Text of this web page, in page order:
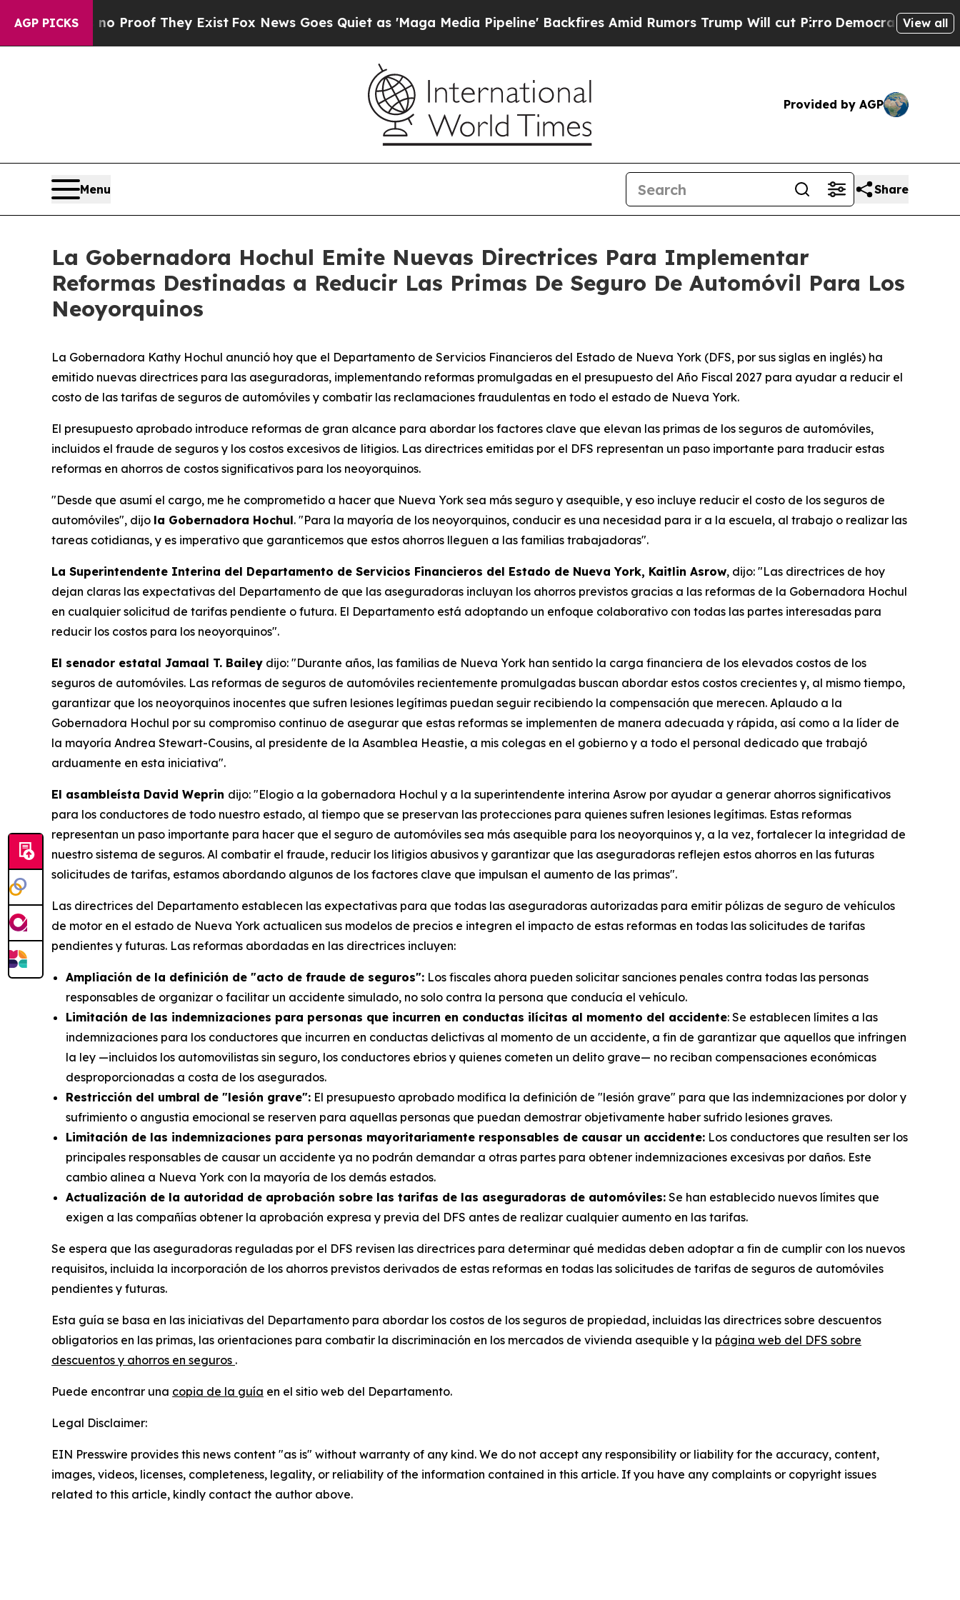
AGP PICKS
no Proof They Exist Fox News Goes Quiet as 'Maga Media Pipeline' Backfires Amid Rumors Trump Will cut Pirro Democratic Socialists of
View all
Provided by AGP
Menu Share
La Gobernadora Hochul Emite Nuevas Directrices Para Implementar
Reformas Destinadas a Reducir Las Primas De Seguro De Automóvil Para Los
Neoyorquinos
La Gobernadora Kathy Hochul anunció hoy que el Departamento de Servicios Financieros del Estado de Nueva York (DFS, por sus siglas en inglés) ha
emitido nuevas directrices para las aseguradoras, implementando reformas promulgadas en el presupuesto del Año Fiscal 2027 para ayudar a reducir el
costo de las tarifas de seguros de automóviles y combatir las reclamaciones fraudulentas en todo el estado de Nueva York.
El presupuesto aprobado introduce reformas de gran alcance para abordar los factores clave que elevan las primas de los seguros de automóviles,
incluidos el fraude de seguros y los costos excesivos de litigios. Las directrices emitidas por el DFS representan un paso importante para traducir estas
reformas en ahorros de costos significativos para los neoyorquinos.
"Desde que asumí el cargo, me he comprometido a hacer que Nueva York sea más seguro y asequible, y eso incluye reducir el costo de los seguros de
automóviles", dijo la Gobernadora Hochul. "Para la mayoría de los neoyorquinos, conducir es una necesidad para ir a la escuela, al trabajo o realizar las
tareas cotidianas, y es imperativo que garanticemos que estos ahorros lleguen a las familias trabajadoras".
La Superintendente Interina del Departamento de Servicios Financieros del Estado de Nueva York, Kaitlin Asrow, dijo: "Las directrices de hoy
dejan claras las expectativas del Departamento de que las aseguradoras incluyan los ahorros previstos gracias a las reformas de la Gobernadora Hochul
en cualquier solicitud de tarifas pendiente o futura. El Departamento está adoptando un enfoque colaborativo con todas las partes interesadas para
reducir los costos para los neoyorquinos".
El senador estatal Jamaal T. Bailey dijo: "Durante años, las familias de Nueva York han sentido la carga financiera de los elevados costos de los
seguros de automóviles. Las reformas de seguros de automóviles recientemente promulgadas buscan abordar estos costos crecientes y, al mismo tiempo,
garantizar que los neoyorquinos inocentes que sufren lesiones legítimas puedan seguir recibiendo la compensación que merecen. Aplaudo a la
Gobernadora Hochul por su compromiso continuo de asegurar que estas reformas se implementen de manera adecuada y rápida, así como a la líder de
la mayoría Andrea Stewart-Cousins, al presidente de la Asamblea Heastie, a mis colegas en el gobierno y a todo el personal dedicado que trabajó
arduamente en esta iniciativa".
El asambleísta David Weprin dijo: "Elogio a la gobernadora Hochul y a la superintendente interina Asrow por ayudar a generar ahorros significativos
para los conductores de todo nuestro estado, al tiempo que se preservan las protecciones para quienes sufren lesiones legítimas. Estas reformas
representan un paso importante para hacer que el seguro de automóviles sea más asequible para los neoyorquinos y, a la vez, fortalecer la integridad de
nuestro sistema de seguros. Al combatir el fraude, reducir los litigios abusivos y garantizar que las aseguradoras reflejen estos ahorros en las futuras
solicitudes de tarifas, estamos abordando algunos de los factores clave que impulsan el aumento de las primas".
Las directrices del Departamento establecen las expectativas para que todas las aseguradoras autorizadas para emitir pólizas de seguro de vehículos
de motor en el estado de Nueva York actualicen sus modelos de precios e integren el impacto de estas reformas en todas las solicitudes de tarifas
pendientes y futuras. Las reformas abordadas en las directrices incluyen:
Ampliación de la definición de "acto de fraude de seguros": Los fiscales ahora pueden solicitar sanciones penales contra todas las personas
responsables de organizar o facilitar un accidente simulado, no solo contra la persona que conducía el vehículo.
Limitación de las indemnizaciones para personas que incurren en conductas ilícitas al momento del accidente: Se establecen límites a las
indemnizaciones para los conductores que incurren en conductas delictivas al momento de un accidente, a fin de garantizar que aquellos que infringen
la ley —incluidos los automovilistas sin seguro, los conductores ebrios y quienes cometen un delito grave— no reciban compensaciones económicas
desproporcionadas a costa de los asegurados.
Restricción del umbral de "lesión grave": El presupuesto aprobado modifica la definición de "lesión grave" para que las indemnizaciones por dolor y
sufrimiento o angustia emocional se reserven para aquellas personas que puedan demostrar objetivamente haber sufrido lesiones graves.
Limitación de las indemnizaciones para personas mayoritariamente responsables de causar un accidente: Los conductores que resulten ser los
principales responsables de causar un accidente ya no podrán demandar a otras partes para obtener indemnizaciones excesivas por daños. Este
cambio alinea a Nueva York con la mayoría de los demás estados.
Actualización de la autoridad de aprobación sobre las tarifas de las aseguradoras de automóviles: Se han establecido nuevos límites que
exigen a las compañías obtener la aprobación expresa y previa del DFS antes de realizar cualquier aumento en las tarifas.
Se espera que las aseguradoras reguladas por el DFS revisen las directrices para determinar qué medidas deben adoptar a fin de cumplir con los nuevos
requisitos, incluida la incorporación de los ahorros previstos derivados de estas reformas en todas las solicitudes de tarifas de seguros de automóviles
pendientes y futuras.
Esta guía se basa en las iniciativas del Departamento para abordar los costos de los seguros de propiedad, incluidas las directrices sobre descuentos
obligatorios en las primas, las orientaciones para combatir la discriminación en los mercados de vivienda asequible y la página web del DFS sobre
descuentos y ahorros en seguros .
Puede encontrar una copia de la guía en el sitio web del Departamento.
Legal Disclaimer:
EIN Presswire provides this news content "as is" without warranty of any kind. We do not accept any responsibility or liability for the accuracy, content,
images, videos, licenses, completeness, legality, or reliability of the information contained in this article. If you have any complaints or copyright issues
related to this article, kindly contact the author above.